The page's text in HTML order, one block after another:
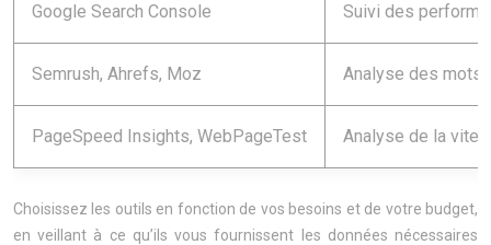
Google Search Console Suivi des
Semrush, Ahrefs, Moz Analyse des
PageSpeed Insights, WebPageTest Analyse de la
Choisissez les outils en fonction de vos besoins et de votre budget,
en veillant à ce qu’ils vous fournissent les données nécessaires